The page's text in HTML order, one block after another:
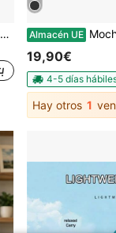
1 pieza Mochila de senderismo al aire libre de nailon, mochila para ciclismo, bolsa de viaje ligera para trekking, mochila de escalada impermeable, mochila deportiva unisex
Almacén UE Mochila de Viaje para Cabina de Avión para Vueling, Ryanair | Equipaje de Mano
19,90€
4-5 días
Hay otros 1